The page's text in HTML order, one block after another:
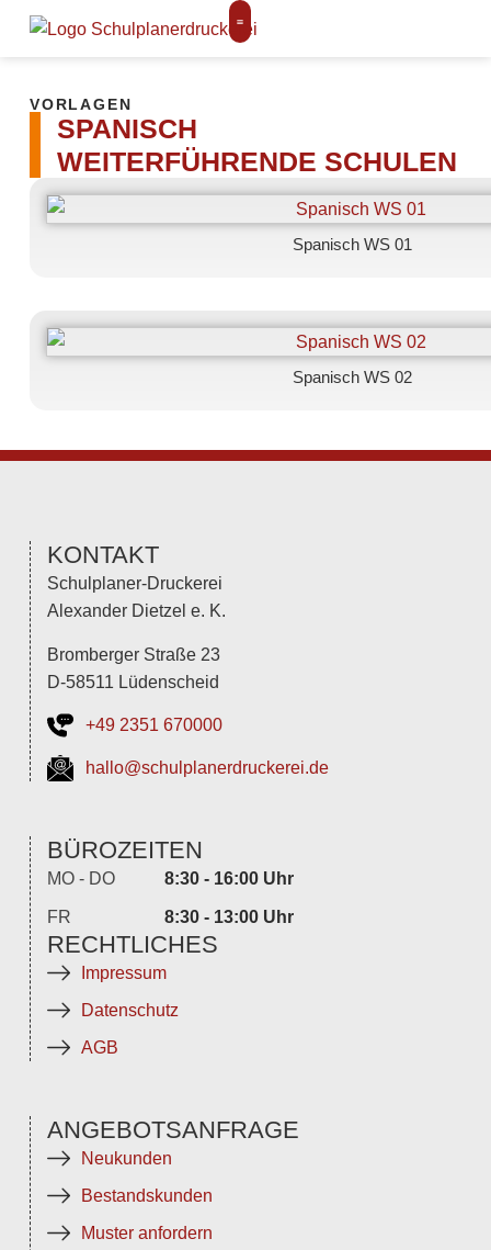
VORLAGEN
SPANISCH
WEITERFÜHRENDE SCHULEN
Spanisch WS 01
Spanisch WS 02
KONTAKT
Schulplaner-Druckerei
Alexander Dietzel e. K.
Bromberger Straße 23
D-58511 Lüdenscheid
+49 2351 670000
hallo@schulplanerdruckerei.de
BÜROZEITEN
MO - DO 8:30 - 16:00 Uhr
FR 8:30 - 13:00 Uhr
RECHTLICHES
Impressum
Datenschutz
AGB
ANGEBOTSANFRAGE
Neukunden
Bestandskunden
Muster anfordern